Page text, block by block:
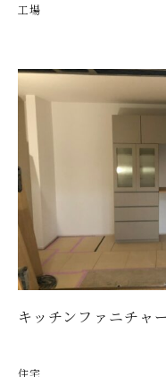
工場
キッチンファニチャ
住宅